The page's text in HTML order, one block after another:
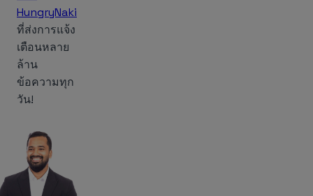
HungryNaki
ที่ส่งการแจ้ง
เตือนหลาย
ล้าน
ข้อความทุก
วัน!